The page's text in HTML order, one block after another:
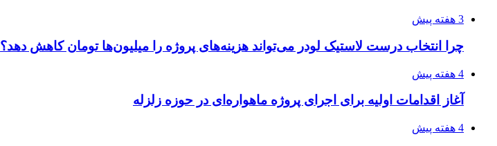
3 هفته پیش
چرا انتخاب درست لاستیک لودر می‌تواند هزینه‌های پروژه را میلیون‌ها تومان کاهش دهد؟
4 هفته پیش
آغاز اقدامات اولیه برای اجرای پروژه ماهواره‌ای در حوزه زلزله
4 هفته پیش